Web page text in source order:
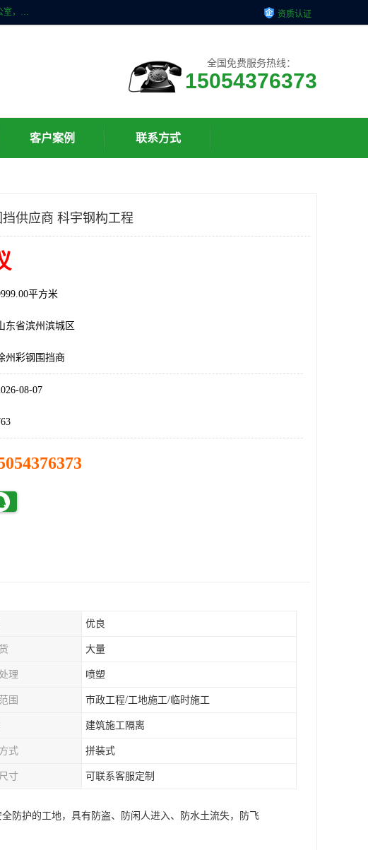
山东滨州科宇钢构工程有限公司是一家专业生产安装钢结构，彩钢房，活动房。主要产品有：彩钢房，活动房，彩钢围挡，工地临舍，临时办公室，民用建筑等生成安装；我们一贯坚持；诚信经营，薄利多销的经营理念。愿与广大的新老客户共创美好未来 资质认证
全国免费服务热线：
15054376373
客户案例 联系方式
供应商 科宇钢构工程
平方米
东省滨州滨城区
州彩钢围挡商
08-07
优良
大量
理 喷塑
围 市政工程/工地施工/临时施工
建筑施工隔离
式 拼装式
寸 可联系客服定制
防护的工地，具有防盗、防闲人进入、防水土流失，防飞